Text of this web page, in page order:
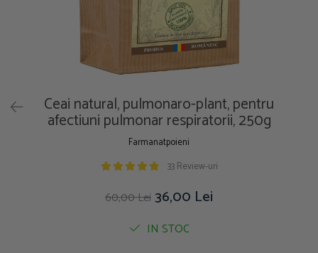
Ceai natural, pulmonaro-plant, pentru
afectiuni pulmonar respiratorii, 250g
Farmanatpoieni
33 Review-uri
60,00 Lei36,00 Lei
IN STOC